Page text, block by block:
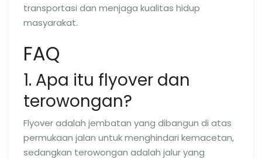
transportasi dan menjaga kualitas hidup
masyarakat.
FAQ
1. Apa itu flyover dan
terowongan?
Flyover adalah jembatan yang dibangun di atas
permukaan jalan untuk menghindari kemacetan,
sedangkan terowongan adalah jalur yang